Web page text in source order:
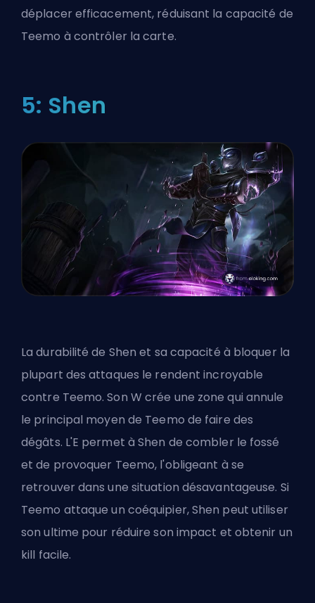
déplacer efficacement, réduisant la capacité de
Teemo à contrôler la carte.
5: Shen
La durabilité de Shen et sa capacité à bloquer la
plupart des attaques le rendent incroyable
contre Teemo. Son W crée une zone qui annule
le principal moyen de Teemo de faire des
dégâts. L'E permet à Shen de combler le fossé
et de provoquer Teemo, l'obligeant à se
retrouver dans une situation désavantageuse. Si
Teemo attaque un coéquipier, Shen peut utiliser
son ultime pour réduire son impact et obtenir un
kill facile.